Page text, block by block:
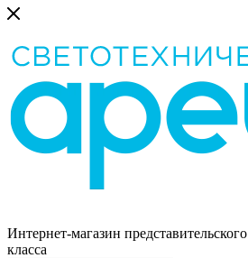
Интернет-магазин представительского
класса